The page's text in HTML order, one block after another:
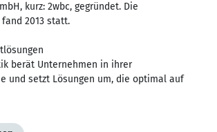
kurz: 2wbc, gegründet. Die
2013 statt.
berät Unternehmen in ihrer
und setzt Lösungen um, die optimal auf